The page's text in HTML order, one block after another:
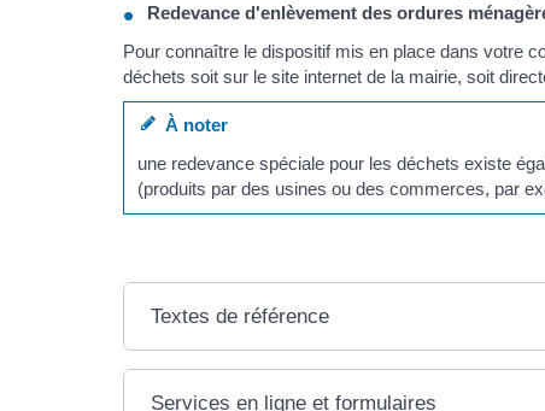
Redevance d'enlèvement des ordures
Pour connaître le dispositif mis en place dans votre
déchets soit sur le site internet de la mairie, soit
À noter
une redevance spéciale pour les déchets existe
(produits par des usines ou des commerces, par
Textes de référence
Services en ligne et formulaires